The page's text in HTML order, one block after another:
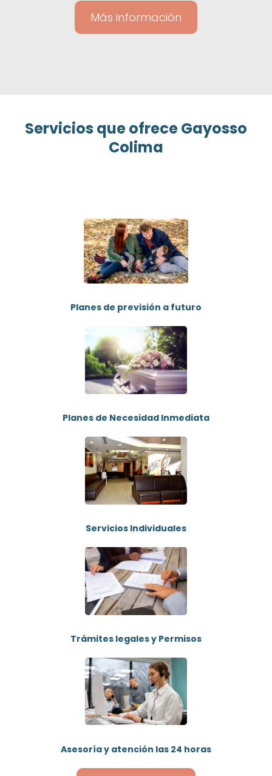
Más información
Servicios que ofrece Gayosso
Colima
Planes de previsión a futuro
Planes de Necesidad Inmediata
Servicios Individuales
Trámites legales y Permisos
Asesoría y atención las 24 horas